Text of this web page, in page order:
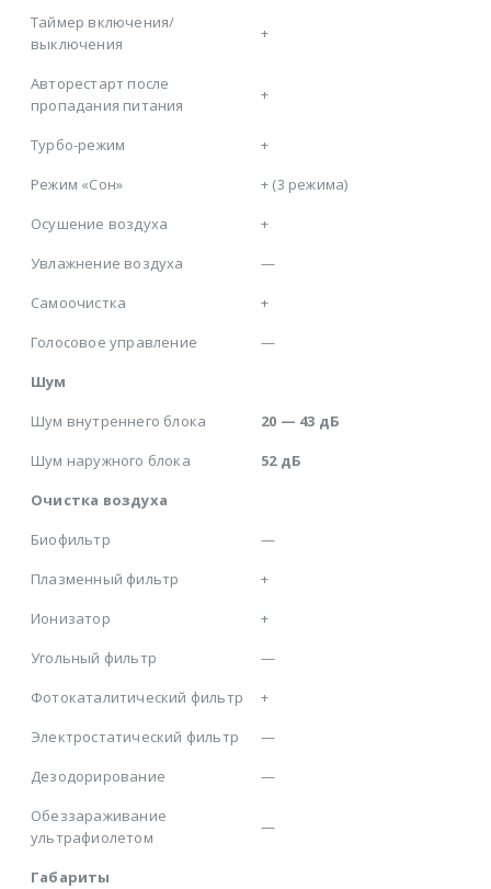
Таймер включения/
выключения
+
Авторестарт после
пропадания питания
+
Турбо-режим
+
Режим «Сон»
+ (3 режима)
Осушение воздуха
+
Увлажнение воздуха
—
Самоочистка
+
Голосовое управление
—
Шум
Шум внутреннего блока
20 — 43 дБ
Шум наружного блока
52 дБ
Очистка воздуха
Биофильтр
—
Плазменный фильтр
+
Ионизатор
+
Угольный фильтр
—
Фотокаталитический фильтр
+
Электростатический фильтр
—
Дезодорирование
—
Обеззараживание
ультрафиолетом
—
Габариты